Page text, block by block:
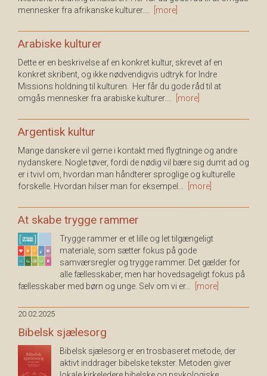
mennesker fra afrikanske kulturer....
[more]
Arabiske kulturer
Dette er en beskrivelse af en konkret kultur, skrevet af en
konkret skribent, og ikke nødvendigvis udtryk for Indre
Missions holdning til kulturen. Her får du gode råd til at
omgås mennesker fra arabiske kulturer....
[more]
Argentisk kultur
Mange danskere vil gerne i kontakt med flygtninge og andre
nydanskere. Nogle tøver, fordi de nødig vil bære sig dumt ad og
er i tvivl om, hvordan man håndterer sproglige og kulturelle
forskelle. Hvordan hilser man for eksempel...
[more]
At skabe trygge rammer
Trygge rammer er et lille og let tilgængeligt
materiale, som sætter fokus på gode
samværsregler og trygge rammer. Det gælder for
alle fællesskaber, men har hovedsageligt fokus på
fællesskaber med børn og unge. Selv om vi er...
[more]
20.02.2025
Bibelsk sjælesorg
Bibelsk sjælesorg er en trosbaseret metode, der
aktivt inddrager bibelske tekster. Metoden giver